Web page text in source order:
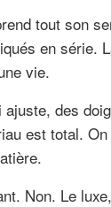
tout son
en série.
vie.
des
est total.
Non. Le